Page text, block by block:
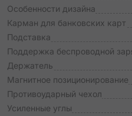
Особенности дизайна
Карман для банковских карт
Подставка
Поддержка беспроводной
Держатель
Магнитное позиционирование
Противоударный чехол
Усиленные углы